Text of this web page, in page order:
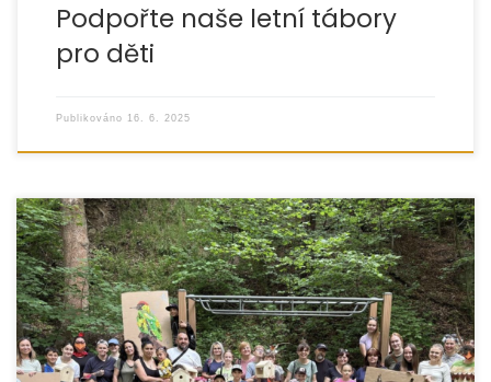
Podpořte naše letní tábory
pro děti
Publikováno 16. 6. 2025
Ve dnech 30. května až 1. června 2024 jsme uspořádali
vzdělávací pobyt pro pěstouny z Opavska, Vítkovska,
Krnovska a Bruntálska. Akce se konala v malebném